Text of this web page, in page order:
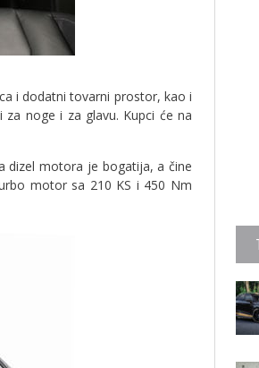
i dodatni tovarni prostor, kao i
noge i za glavu. Kupci će na
dizel motora je bogatija, a čine
motor sa 210 KS i 450 Nm